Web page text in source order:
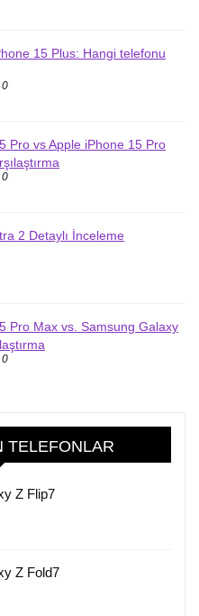
15 Plus: Hangi telefonu
0
Pro vs Apple iPhone 15 Pro
0
2 Detaylı İnceleme
Pro Max vs. Samsung Galaxy
0
TELEFONLAR
Z Flip7
Z Fold7